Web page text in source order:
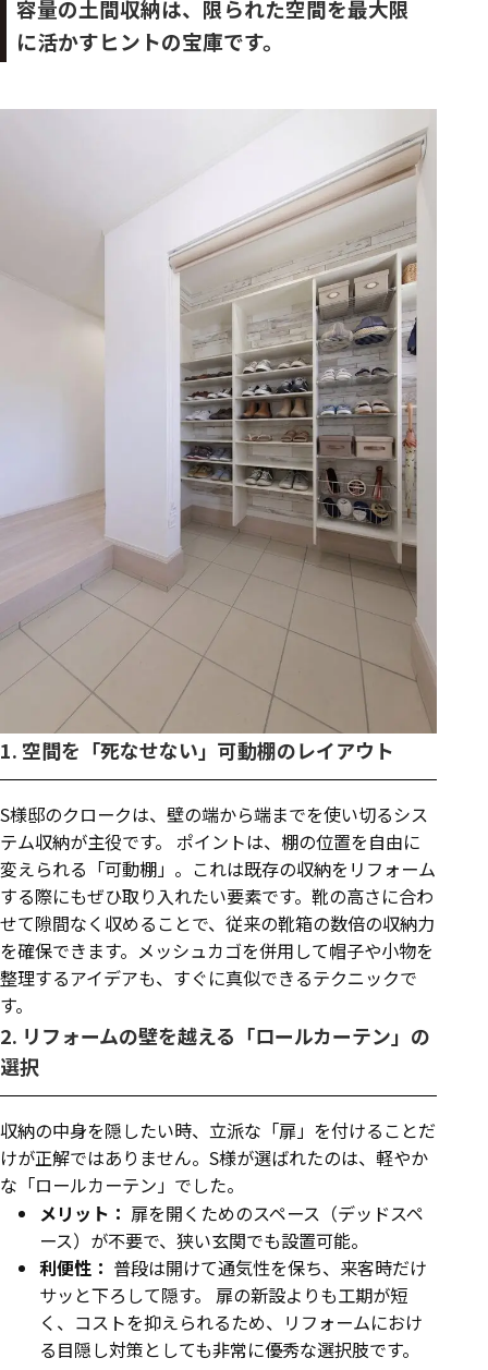
容量の土間収納は、限られた空間を最大限
に活かすヒントの宝庫です。
1. 空間を「死なせない」可動棚のレイアウト
S様邸のクロークは、壁の端から端までを使い切るシス
テム収納が主役です。 ポイントは、棚の位置を自由に
変えられる「可動棚」。これは既存の収納をリフォーム
する際にもぜひ取り入れたい要素です。靴の高さに合わ
せて隙間なく収めることで、従来の靴箱の数倍の収納力
を確保できます。メッシュカゴを併用して帽子や小物を
整理するアイデアも、すぐに真似できるテクニックで
す。
2. リフォームの壁を越える「ロールカーテン」の
選択
収納の中身を隠したい時、立派な「扉」を付けることだ
けが正解ではありません。S様が選ばれたのは、軽やか
な「ロールカーテン」でした。
メリット： 扉を開くためのスペース（デッドスペ
ース）が不要で、狭い玄関でも設置可能。
利便性： 普段は開けて通気性を保ち、来客時だけ
サッと下ろして隠す。 扉の新設よりも工期が短
く、コストを抑えられるため、リフォームにおけ
る目隠し対策としても非常に優秀な選択肢です。